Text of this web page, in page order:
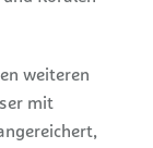
weiteren
mit